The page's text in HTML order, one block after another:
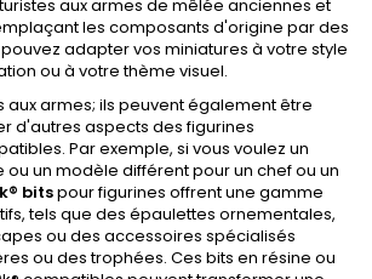
aux armes de mêlée anciennes et
les composants d'origine par des
adapter vos miniatures à votre style
ou à votre thème visuel.
aux armes; ils peuvent également être
d'autres aspects des figurines
Par exemple, si vous voulez un
un modèle différent pour un chef ou un
bitspour figurines offrent une gamme
tels que des épaulettes ornementales,
ou des accessoires spécialisés
ou des trophées. Ces bits en résine ou